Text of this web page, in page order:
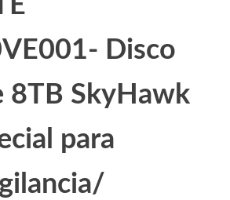
Disco
8TB SkyHawk
para